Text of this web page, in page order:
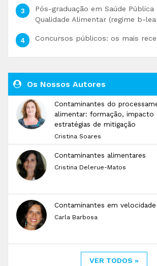
Pós-graduação em Saúde Pública
Qualidade Alimentar (regime b-
Concursos públicos: os mais
Os Nossos Autores
Contaminantes do
alimentar: formação, impacto
estratégias de mitigação
Cristina Soares
Contaminantes alimentares
Cristina Delerue-Matos
Contaminantes em
Carla Barbosa
VER TODOS »